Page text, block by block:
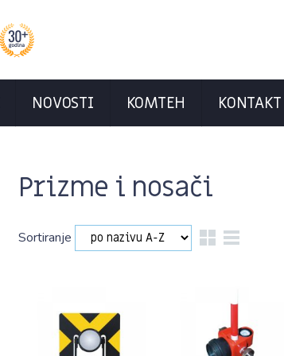
NOVOSTI KOMTEH KONTAKT
Prizme i nosači
Sortiranje